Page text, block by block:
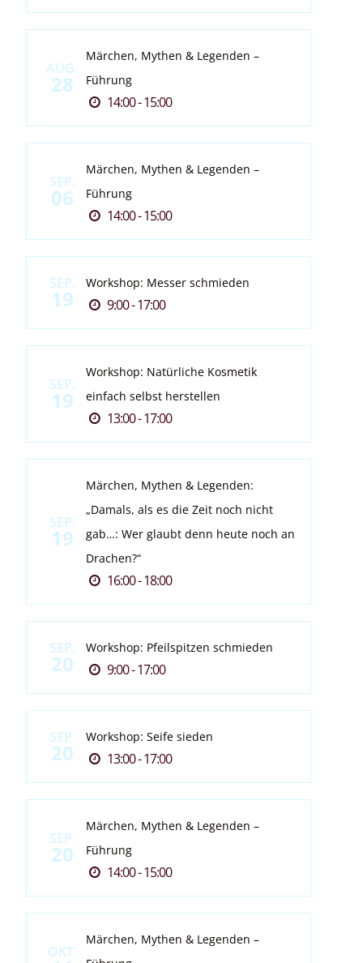
AUG.
28
Märchen, Mythen & Legenden –
Führung
14:00 - 15:00
SEP.
06
Märchen, Mythen & Legenden –
Führung
14:00 - 15:00
SEP.
19
Workshop: Messer schmieden
9:00 - 17:00
SEP.
19
Workshop: Natürliche Kosmetik
einfach selbst herstellen
13:00 - 17:00
SEP.
19
Märchen, Mythen & Legenden:
„Damals, als es die Zeit noch nicht
gab…: Wer glaubt denn heute noch an
Drachen?“
16:00 - 18:00
SEP.
20
Workshop: Pfeilspitzen schmieden
9:00 - 17:00
SEP.
20
Workshop: Seife sieden
13:00 - 17:00
SEP.
20
Märchen, Mythen & Legenden –
Führung
14:00 - 15:00
OKT.
Märchen, Mythen & Legenden –